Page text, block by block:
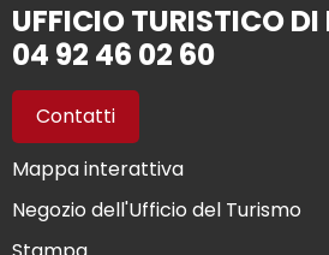
UFFICIO TURISTICO DI
04 92 46 02 60
Contatti
Mappa interattiva
Negozio dell'Ufficio del Turismo